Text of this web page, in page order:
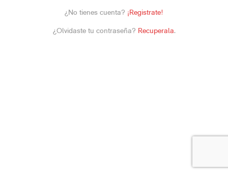
¿No tienes cuenta? ¡Registrate!
¿Olvidaste tu contraseña? Recuperala.